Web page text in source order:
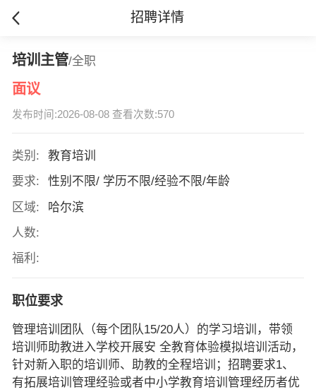
招聘详情
培训主管/全职
面议
发布时间:2026-08-08 查看次数:570
类别:
教育培训
要求:
性别不限/ 学历不限/经验不限/年龄
区域:
哈尔滨
人数:
福利:
职位要求
管理培训团队（每个团队15/20人）的学习培训，带领
培训师助教进入学校开展安 全教育体验模拟培训活动，
针对新入职的培训师、助教的全程培训；招聘要求1、
有拓展培训管理经验或者中小学教育培训管理经历者优